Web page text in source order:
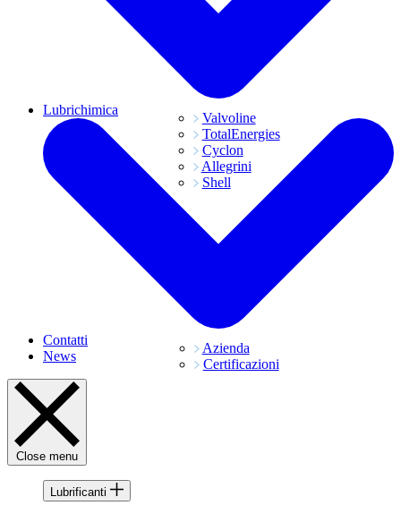
Valvoline
TotalEnergies
Cyclon
Allegrini
Shell
Lubrichimica
Azienda
Certificazioni
Contatti
News
Close menu
Lubrificanti